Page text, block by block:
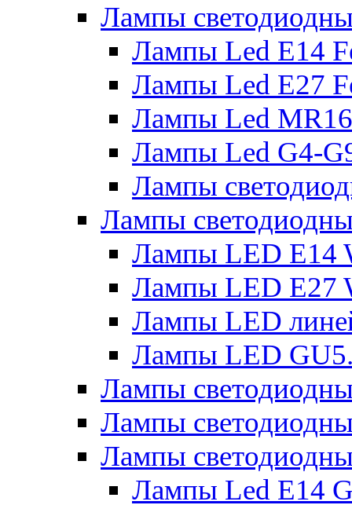
Лампы
Лампы Led E14
Лампы Led E27
Лампы Led
Лампы Led G4-
Лампы
Лампы
Лампы LED E14
Лампы LED E27
Лампы LED
Лампы LED
Лампы
Лампы
Лампы
Лампы Led Е14